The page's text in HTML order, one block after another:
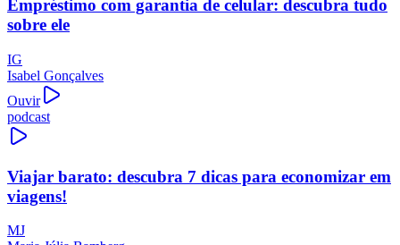
Empréstimo com garantia de celular: descubra tudo
sobre ele
IG
Isabel Gonçalves
Ouvir
podcast
Viajar barato: descubra 7 dicas para economizar em
viagens!
MJ